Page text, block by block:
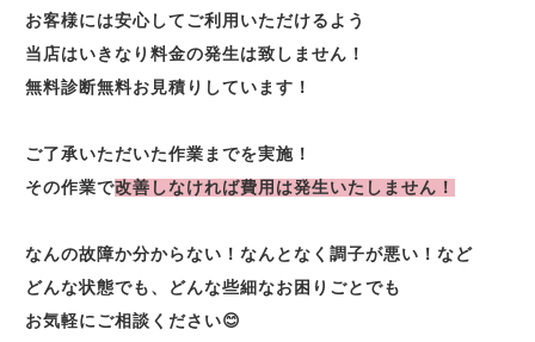
お客様には安心してご利用いただけるよう
当店はいきなり料金の発生は致しません！
無料診断無料お見積りしています！
ご了承いただいた作業までを実施！
その作業で改善しなければ費用は発生いたしません！
なんの故障か分からない！なんとなく調子が悪い！など
どんな状態でも、どんな些細なお困りごとでも
お気軽にご相談ください😊